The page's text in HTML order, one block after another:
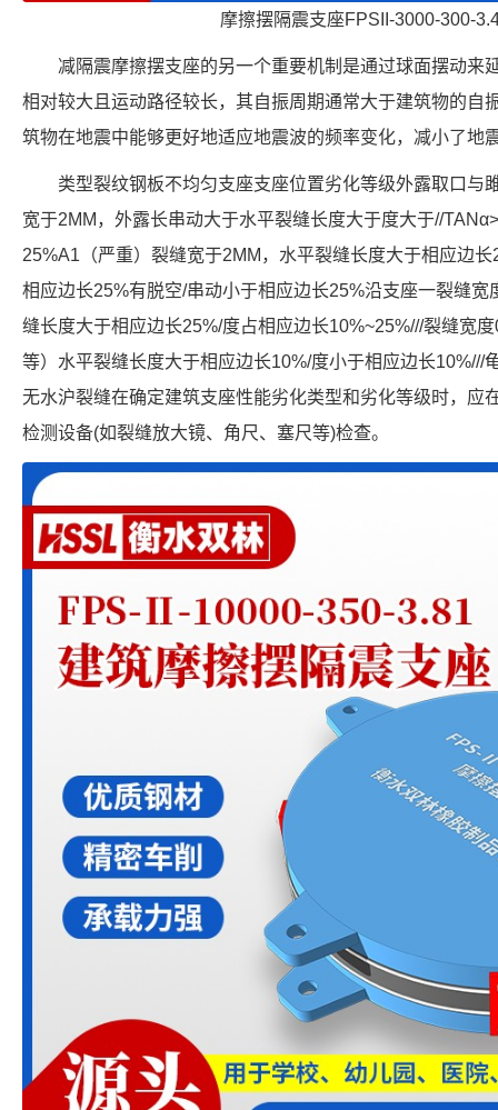
摩擦摆隔震支座FPSII-3000-300-
减隔震摩擦摆支座的另一个重要机制是通过球面摆动来
相对较大且运动路径较长，其自振周期通常大于建筑物的自
筑物在地震中能够更好地适应地震波的频率变化，减小了地
类型裂纹钢板不均匀支座支座位置劣化等级外露取口与
宽于2MM，外露长串动大于水平裂缝长度大于度大于//
25%A1（严重）裂缝宽于2MM，水平裂缝长度大于相应边
相应边长25%有脱空/串动小于相应边长25%沿支座一裂缝
缝长度大于相应边长25%/度占相应边长10%~25%///裂缝宽
等）水平裂缝长度大于相应边长10%/度小于相应边长10%///
无水沪裂缝在确定建筑支座性能劣化类型和劣化等级时，应
检测设备(如裂缝放大镜、角尺、塞尺等)检查。